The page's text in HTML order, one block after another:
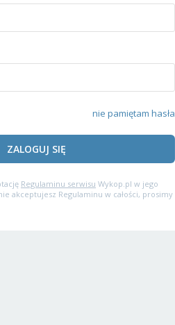
nie pamiętam hasła
ZALOGUJ SIĘ
Regulaminu serwisu Wykop.pl w jego
akceptujesz Regulaminu w całości, prosimy